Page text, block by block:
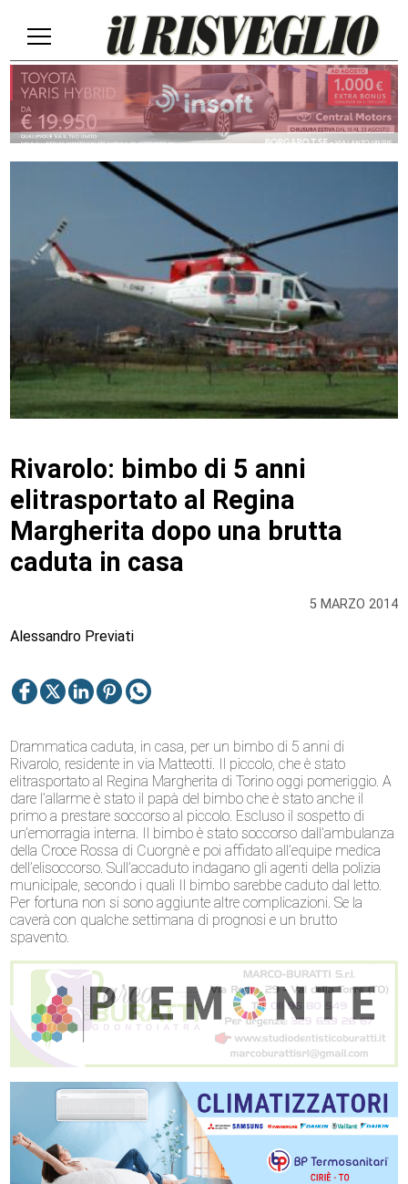
5 MARZO 2014
Rivarolo: bimbo di 5 anni
elitrasportato al Regina
Margherita dopo una brutta
caduta in casa
Alessandro Previati
Drammatica caduta, in casa, per un bimbo di 5 anni di
Rivarolo, residente in via Matteotti. Il piccolo, che è stato
elitrasportato al Regina Margherita di Torino oggi pomeriggio. A
dare l’allarme è stato il papà del bimbo che è stato anche il
primo a prestare soccorso al piccolo. Escluso il sospetto di
un’emorragia interna. Il bimbo è stato soccorso dall’ambulanza
della Croce Rossa di Cuorgnè e poi affidato all’equipe medica
dell’elisoccorso. Sull’accaduto indagano gli agenti della polizia
municipale, secondo i quali Il bimbo sarebbe caduto dal letto.
Per fortuna non si sono aggiunte altre complicazioni. Se la
caverà con qualche settimana di prognosi e un brutto
spavento.